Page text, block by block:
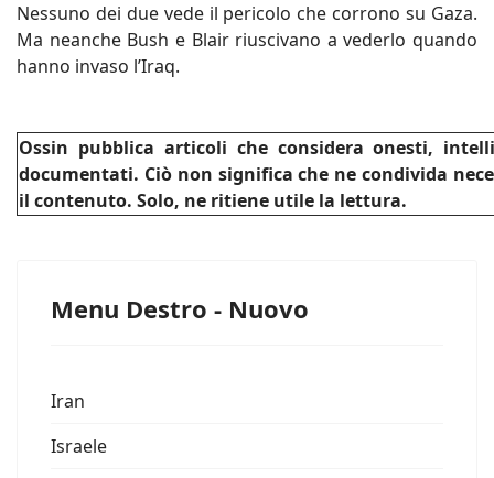
Nessuno dei due vede il pericolo che corrono su Gaza.
Ma neanche Bush e Blair riuscivano a vederlo quando
hanno invaso l’Iraq.
Ossin pubblica articoli che considera onesti,
documentati. Ciò non significa che ne condivida
il contenuto. Solo, ne ritiene utile la lettura.
Menu Destro - Nuovo
Iran
Israele